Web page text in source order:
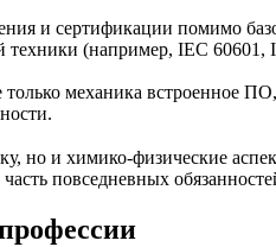
и сертификации помимо
техники (например, IEC 60601,
механика встроенное
но и химико-физические
повседневных